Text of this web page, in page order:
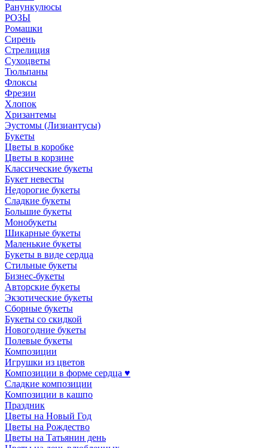
Ранункулюсы
РОЗЫ
Ромашки
Сирень
Стрелиция
Сухоцветы
Тюльпаны
Флоксы
Фрезии
Хлопок
Хризантемы
Эустомы (Лизиантусы)
Букеты
Цветы в коробке
Цветы в корзине
Классические букеты
Букет невесты
Недорогие букеты
Сладкие букеты
Большие букеты
Монобукеты
Шикарные букеты
Маленькие букеты
Букеты в виде сердца
Стильные букеты
Бизнес-букеты
Авторские букеты
Экзотические букеты
Сборные букеты
Букеты со скидкой
Новогодние букеты
Полевые букеты
Композиции
Игрушки из цветов
Композиции в форме сердца ♥
Сладкие композиции
Композиции в кашпо
Праздник
Цветы на Новый Год
Цветы на Рождество
Цветы на Татьянин день